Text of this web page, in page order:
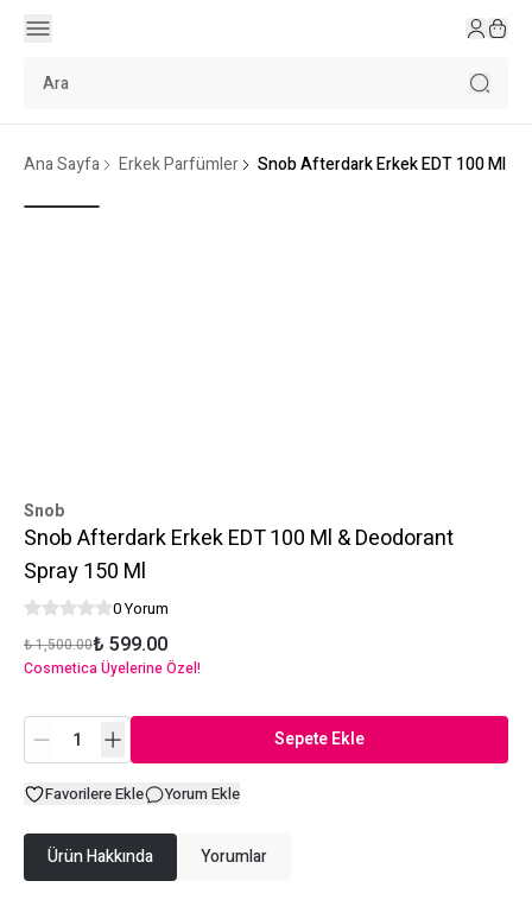
Ana Sayfa Erkek Parfümler Snob Afterdark Erkek EDT 100 Ml &
Snob
Snob Afterdark Erkek EDT 100 Ml & Deodorant
Spray 150 Ml
0 Yorum
₺ 1,500.00₺ 599.00
Cosmetica Üyelerine Özel!
Sepete Ekle
Favorilere Ekle Yorum Ekle
Ürün Hakkında Yorumlar